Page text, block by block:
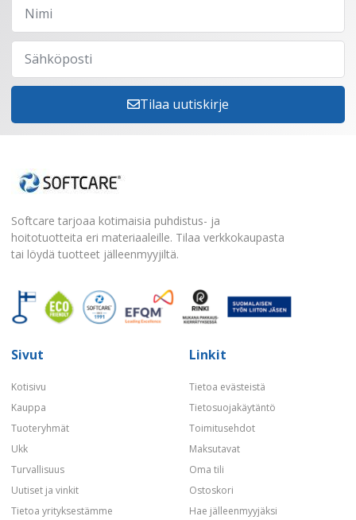
Tilaa uutiskirje
Softcare tarjoaa kotimaisia puhdistus- ja
hoitotuotteita eri materiaaleille. Tilaa verkkokaupasta
tai löydä tuotteet jälleenmyyjiltä.
Sivut
Kotisivu
Kauppa
Tuoteryhmät
Ukk
Turvallisuus
Uutiset ja vinkit
Tietoa yrityksestämme
Linkit
Tietoa evästeistä
Tietosuojakäytäntö
Toimitusehdot
Maksutavat
Oma tili
Ostoskori
Hae jälleenmyyjäksi